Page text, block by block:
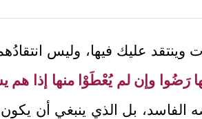
عليك فيها، وليس
رَضُوا وإن لم يُعْطَوْا منها إذا
الفاسد، بل الذي ينبغي أن يكون